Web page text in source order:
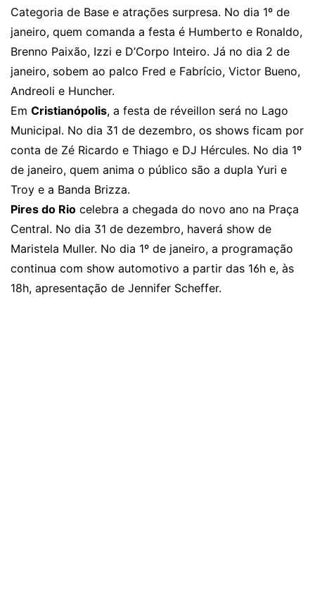
Categoria de Base e atrações surpresa. No dia 1º de
janeiro, quem comanda a festa é Humberto e Ronaldo,
Brenno Paixão, Izzi e D’Corpo Inteiro. Já no dia 2 de
janeiro, sobem ao palco Fred e Fabrício, Victor Bueno,
Andreoli e Huncher.
Em Cristianópolis, a festa de réveillon será no Lago
Municipal. No dia 31 de dezembro, os shows ficam por
conta de Zé Ricardo e Thiago e DJ Hércules. No dia 1º
de janeiro, quem anima o público são a dupla Yuri e
Troy e a Banda Brizza.
Pires do Rio celebra a chegada do novo ano na Praça
Central. No dia 31 de dezembro, haverá show de
Maristela Muller. No dia 1º de janeiro, a programação
continua com show automotivo a partir das 16h e, às
18h, apresentação de Jennifer Scheffer.